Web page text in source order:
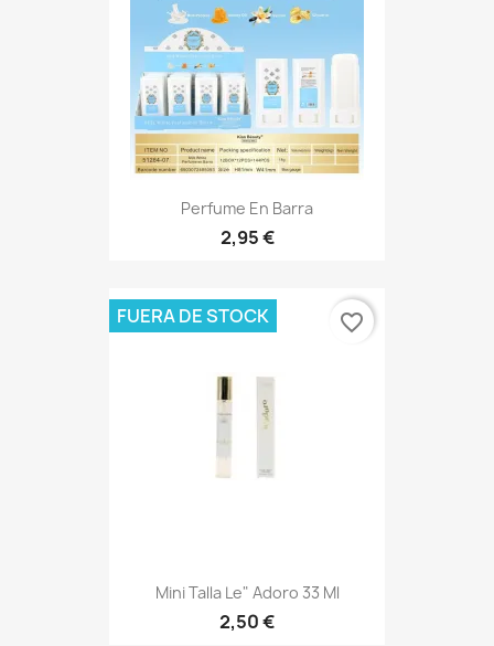
Perfume En Barra
2,95 €
Mini Talla Le" Adoro 33 Ml
2,50 €
FUERA DE STOCK favorite_border